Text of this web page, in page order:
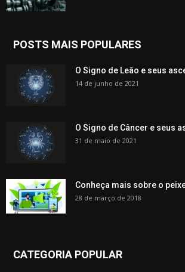
POSTS MAIS POPULARES
O Signo de Leão e seus
14 de junho de 2021
O Signo de Câncer e seus
31 de maio de 2021
Conheça mais sobre o
28 de março de 2018
CATEGORIA POPULAR